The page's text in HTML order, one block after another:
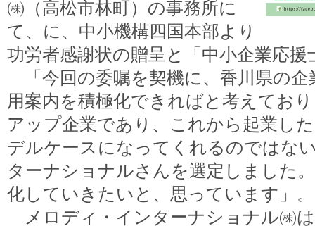
㈱（高松市林町）の事務所に
て、に、中小機構四国本部より
功労者感謝状の贈呈と「中小企業応
「今回の委嘱を契機に、香川県の企
用案内を積極化できればと考えてお
アップ企業であり、これから起業し
デルケースになってくれるのではな
ターナショナルさんを選定しました
化していきたいと、思っています」
メロディ・インターナショナル㈱